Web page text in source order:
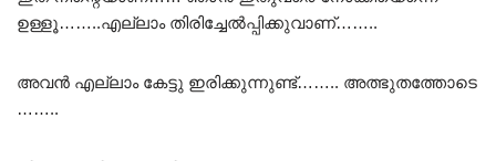
ഉള്ളൂ……..എല്ലാം തിരിച്ചേൽപ്പിക്കുവാണ്……..
അവൻ എല്ലാം കേട്ടു ഇരിക്കുന്നുണ്ട്…….. അത്ഭുതത്തോടെ
……..